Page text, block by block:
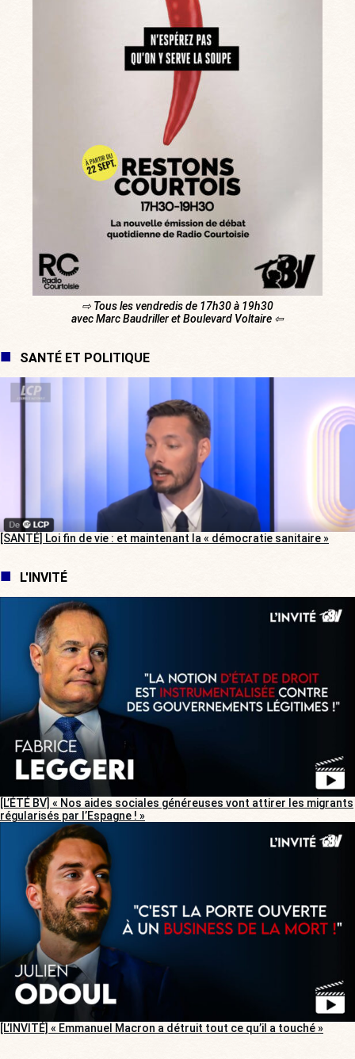
⇨ Tous les vendredis de 17h30 à 19h30
avec Marc Baudriller et Boulevard Voltaire ⇦
SANTÉ ET POLITIQUE
[SANTÉ] Loi fin de vie : et maintenant la « démocratie sanitaire »
L'INVITÉ
[L’ÉTÉ BV] « Nos aides sociales généreuses vont attirer les migrants
régularisés par l’Espagne ! »
[L’INVITÉ] « Emmanuel Macron a détruit tout ce qu’il a touché »